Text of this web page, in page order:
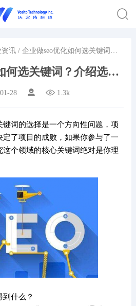
资讯/ 企业做seo优化如何选关键词？
何选关键词？介绍选择
键词的方法
28 1.3k
键词的选择是一个方向性问题，项
定了项目的成败，如果你参与了一
个领域的核心关键词绝对是你理
什么？